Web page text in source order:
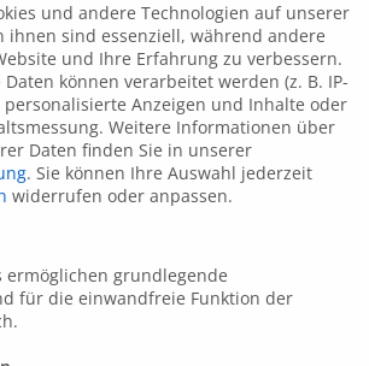
und andere Technologien auf unserer
ihnen sind essenziell, während andere
und Ihre Erfahrung zu verbessern.
Daten können verarbeitet werden (z. B. IP-
personalisierte Anzeigen und Inhalte oder
Weitere Informationen über
Daten finden Sie in unserer
. Sie können Ihre Auswahl jederzeit
widerrufen oder anpassen.
ermöglichen grundlegende
für die einwandfreie Funktion der